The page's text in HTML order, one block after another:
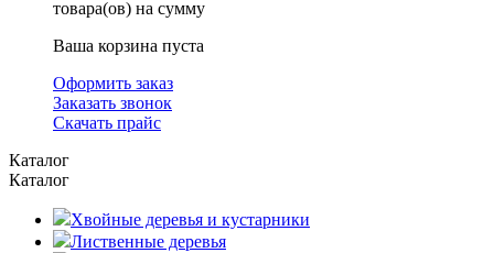
товара(ов) на сумму
Ваша корзина пуста
Оформить заказ
Заказать звонок
Скачать прайс
Каталог
Каталог
Хвойные деревья и кустарники
Лиственные деревья